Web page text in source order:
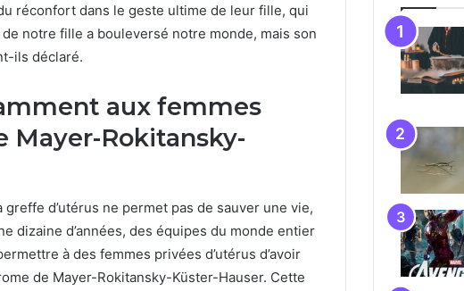
réconfort dans le geste ultime de leur fille, qui
notre fille a bouleversé notre monde, mais son
ils déclaré.
aux femmes
Rokitansky-
d’utérus ne permet pas de sauver une vie,
dizaine d’années, des équipes du monde entier
à des femmes privées d’utérus d’avoir
de Mayer-Rokitansky-Küster-Hauser. Cette